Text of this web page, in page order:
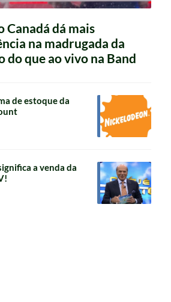
Canadá dá mais
na madrugada da
do que ao vivo na Band
de estoque da
a venda da